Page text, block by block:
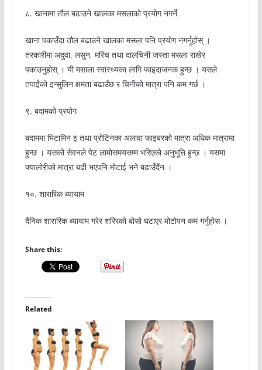
८. खानामा तौल बढाउने खालका मसलाको प्रयोग नगर्ने
खाना पकाउँदा तौल बढाउने खालका मसला पनि प्रयोग नगर्नुहोस् ।
तरकारीमा अदुवा, लसुन, मरिच तथा दालचिनी जस्ता मसला राखेर
पकाउनुहोस् । यी मसाला स्वास्थ्यका लागि फाइदाजनक हुन्छ । यसले
तपाईंको इन्सुलिन क्षमता बढाउँछ र चिनीको मात्रा पनि कम गर्छ ।
९. बदामको प्रयोग
बदाममा भिटामिन इ तथा प्रोटिनका अलावा फाइबरको मात्रा अधिक मात्रामा
हुन्छ । यसको सेवनले पेट लामोसमयसम्म भरिएको अनुभूति हुन्छ । यसमा
क्यालोरीको मात्रा बढी भएपनि मोटाई भने बढाउँदैंन ।
१०. शारारिक ब्यायाम
दैनिक शारारिक ब्यायाम गरेर शरिरको बोसो घटाएर मोटोपन कम गर्नुहोस ।
Share this:
Related